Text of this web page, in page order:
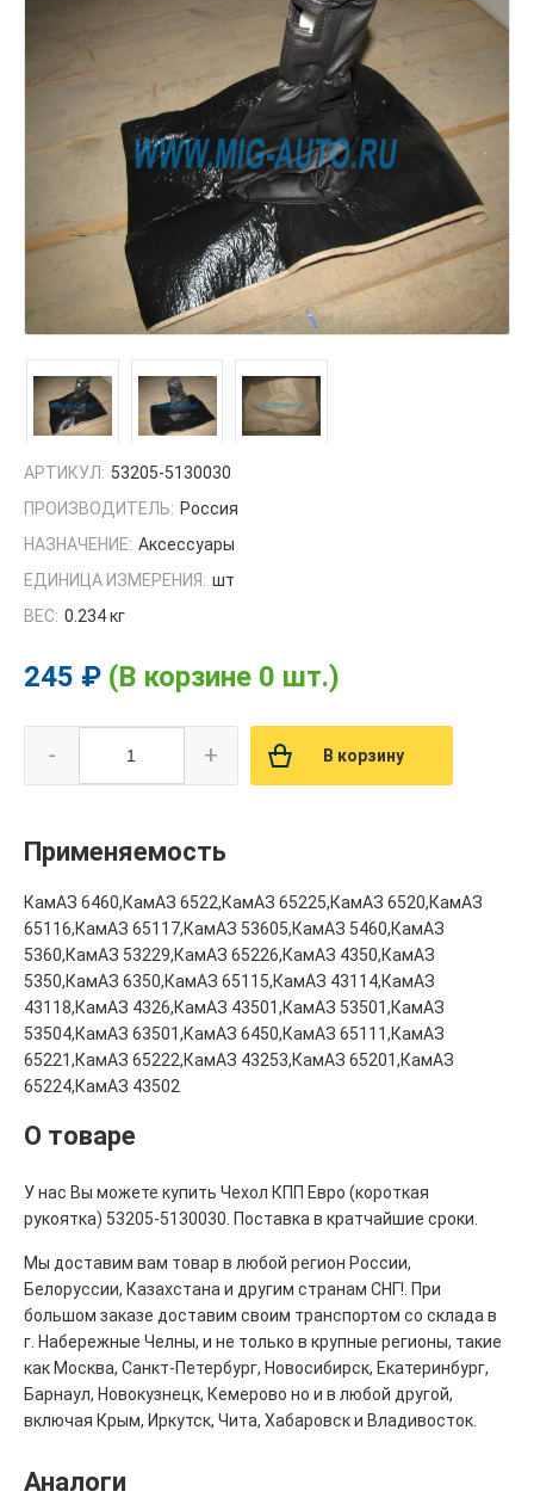
АРТИКУЛ: 53205-5130030
ПРОИЗВОДИТЕЛЬ: Россия
НАЗНАЧЕНИЕ: Аксессуары
ЕДИНИЦА ИЗМЕРЕНИЯ: шт
ВЕС: 0.234 кг
245 ₽ (В корзине 0 шт.)
- + В корзину
Применяемость
КамАЗ 6460,КамАЗ 6522,КамАЗ 65225,КамАЗ 6520,КамАЗ
65116,КамАЗ 65117,КамАЗ 53605,КамАЗ 5460,КамАЗ
5360,КамАЗ 53229,КамАЗ 65226,КамАЗ 4350,КамАЗ
5350,КамАЗ 6350,КамАЗ 65115,КамАЗ 43114,КамАЗ
43118,КамАЗ 4326,КамАЗ 43501,КамАЗ 53501,КамАЗ
53504,КамАЗ 63501,КамАЗ 6450,КамАЗ 65111,КамАЗ
65221,КамАЗ 65222,КамАЗ 43253,КамАЗ 65201,КамАЗ
65224,КамАЗ 43502
О товаре
У нас Вы можете купить Чехол КПП Евро (короткая
рукоятка) 53205-5130030. Поставка в кратчайшие сроки.
Мы доставим вам товар в любой регион России,
Белоруссии, Казахстана и другим странам СНГ!. При
большом заказе доставим своим транспортом со склада в
г. Набережные Челны, и не только в крупные регионы, такие
как Москва, Санкт-Петербург, Новосибирск, Екатеринбург,
Барнаул, Новокузнецк, Кемерово но и в любой другой,
включая Крым, Иркутск, Чита, Хабаровск и Владивосток.
Аналоги